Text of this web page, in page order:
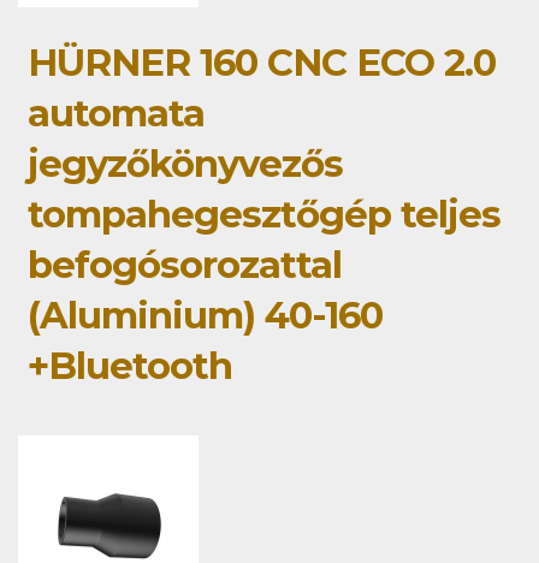
HÜRNER 160 CNC ECO 2.0
automata
jegyzőkönyvezős
tompahegesztőgép teljes
befogósorozattal
(Aluminium) 40-160
+Bluetooth